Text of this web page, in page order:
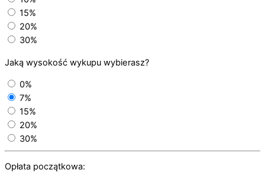
15%
20%
30%
Jaką wysokość wykupu wybierasz?
0%
7%
15%
20%
30%
Opłata początkowa: